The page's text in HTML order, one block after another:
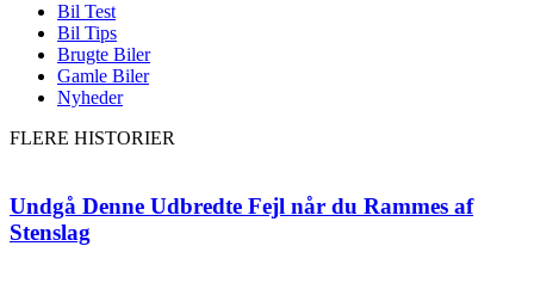
Bil Test
Bil Tips
Brugte Biler
Gamle Biler
Nyheder
FLERE HISTORIER
Undgå Denne Udbredte Fejl når du Rammes af
Stenslag